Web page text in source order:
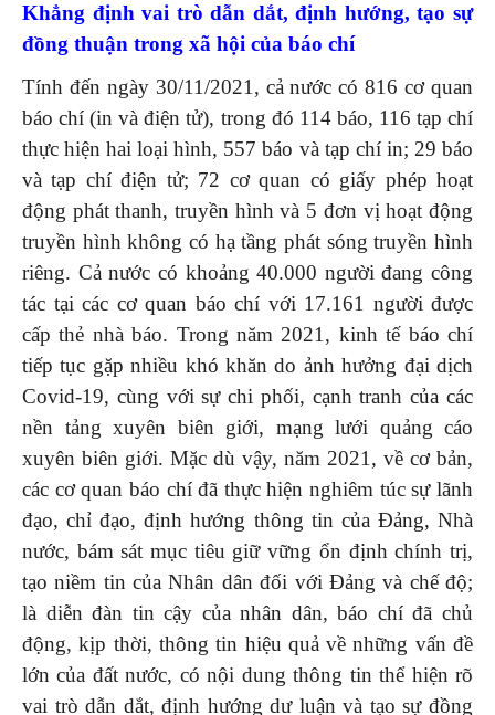
Khẳng định vai trò dẫn dắt, định hướng, tạo sự
đồng thuận trong xã hội của báo chí
Tính đến ngày 30/11/2021, cả nước có 816 cơ quan
báo chí (in và điện tử), trong đó 114 báo, 116 tạp chí
thực hiện hai loại hình, 557 báo và tạp chí in; 29 báo
và tạp chí điện tử; 72 cơ quan có giấy phép hoạt
động phát thanh, truyền hình và 5 đơn vị hoạt động
truyền hình không có hạ tầng phát sóng truyền hình
riêng. Cả nước có khoảng 40.000 người đang công
tác tại các cơ quan báo chí với 17.161 người được
cấp thẻ nhà báo. Trong năm 2021, kinh tế báo chí
tiếp tục gặp nhiều khó khăn do ảnh hưởng đại dịch
Covid-19, cùng với sự chi phối, cạnh tranh của các
nền tảng xuyên biên giới, mạng lưới quảng cáo
xuyên biên giới. Mặc dù vậy, năm 2021, về cơ bản,
các cơ quan báo chí đã thực hiện nghiêm túc sự lãnh
đạo, chỉ đạo, định hướng thông tin của Đảng, Nhà
nước, bám sát mục tiêu giữ vững ổn định chính trị,
tạo niềm tin của Nhân dân đối với Đảng và chế độ;
là diễn đàn tin cậy của nhân dân, báo chí đã chủ
động, kịp thời, thông tin hiệu quả về những vấn đề
lớn của đất nước, có nội dung thông tin thể hiện rõ
vai trò dẫn dắt, định hướng dư luận và tạo sự đồng